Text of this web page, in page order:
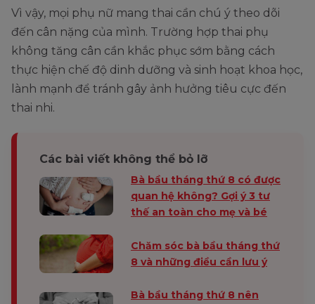
Vì vậy, mọi phụ nữ mang thai cần chú ý theo dõi
đến cân nặng của mình. Trường hợp thai phụ
không tăng cân cần khắc phục sớm bằng cách
thực hiện chế độ dinh dưỡng và sinh hoạt khoa học,
lành mạnh để tránh gây ảnh hưởng tiêu cực đến
thai nhi.
Các bài viết không thể bỏ lỡ
Bà bầu tháng thứ 8 có được
quan hệ không? Gợi ý 3 tư
thế an toàn cho mẹ và bé
Chăm sóc bà bầu tháng thứ
8 và những điều cần lưu ý
Bà bầu tháng thứ 8 nên